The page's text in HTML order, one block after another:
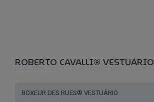
ROBERTO CAVALLI® VESTUÁRIO
BOXEUR DES RUES® VESTUÁRIO